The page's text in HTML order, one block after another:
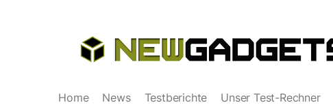
Home News Testberichte Unser Test-Rechner